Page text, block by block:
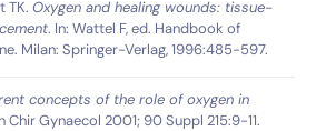
TK. Oxygen and healing wounds: tissue-
. In: Wattel F, ed. Handbook of
Milan: Springer-Verlag, 1996:485-597.
concepts of the role of oxygen in
Chir Gynaecol 2001; 90 Suppl 215:9-11.